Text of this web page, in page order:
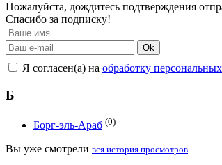
Пожалуйста, дождитесь подтверждения
Спасибо за подписку!
Ok
Я согласен(а) на обработку
Б
Борг-эль-Араб (0)
Вы уже смотрели вся история просмотров